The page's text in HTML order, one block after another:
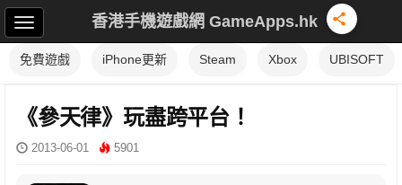
香港手機遊戲網 GameApps.hk
免費遊戲 iPhone更新 Steam Xbox UBISOFT
《參天律》玩盡跨平台！
2013-06-01 5901